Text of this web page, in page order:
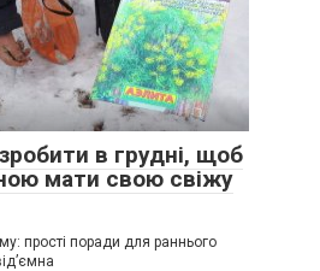
в грудні, щоб
мати свою свіжу
прості поради для раннього